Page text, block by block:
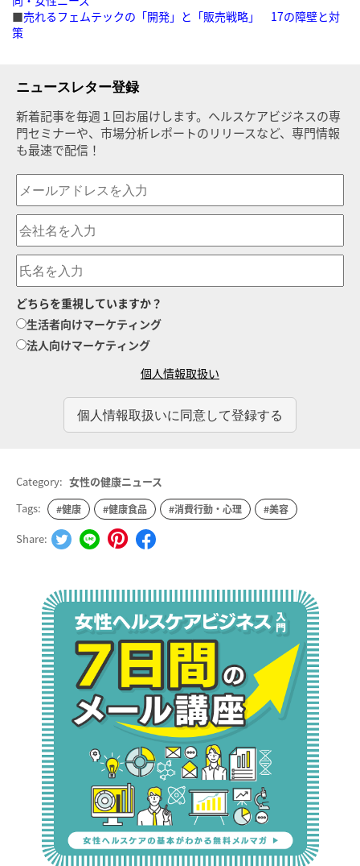
■売れるフェムテックの「開発」と「販売戦略」 17の障壁と対
策
ニュースレター登録
新着記事を毎週１回お届けします。ヘルスケアビジネスの専
門セミナーや、市場分析レポートのリリースなど、専門情報
も最速で配信！
どちらを重視していますか？
生活者向けマーケティング
法人向けマーケティング
個人情報取扱い
Category: 女性の健康ニュース
Tags:
#健康 #健康食品 #消費行動・心理 #美容
Share: